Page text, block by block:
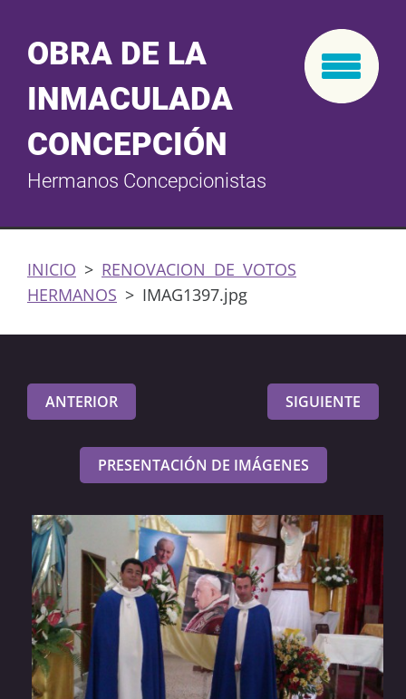
OBRA DE LA
INMACULADA
CONCEPCIÓN
Hermanos Concepcionistas
INICIO > RENOVACION DE VOTOS
HERMANOS > IMAG1397.jpg
ANTERIOR SIGUIENTE
PRESENTACIÓN DE IMÁGENES